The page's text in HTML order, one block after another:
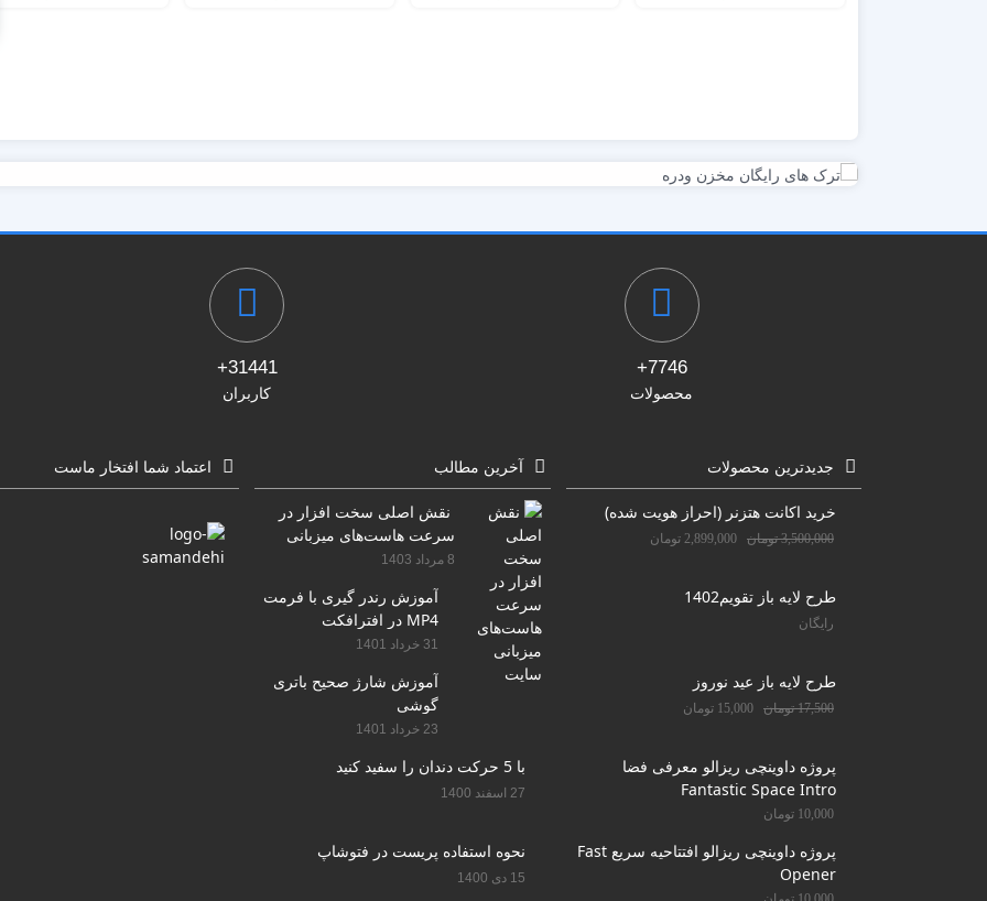
7746+
محصولات
31441+
کاربران
جدیدترین محصولات
خرید اکانت هتزنر (احراز هویت شده)
3,500,000 تومان 2,899,000 تومان
طرح لایه باز تقویم1402
رایگان
طرح لایه باز عید نوروز
17,500 تومان 15,000 تومان
پروژه داوینچی ریزالو معرفی فضا
Fantastic Space Intro
10,000 تومان
پروژه داوینچی ریزالو افتتاحیه سریع Fast
Opener
آخرین مطالب
نقش اصلی سخت افزار در
سرعت هاست‌های میزبانی
سایت
8 مرداد 1403
آموزش رندر گیری با فرمت
MP4 در افترافکت
31 خرداد 1401
آموزش شارژ صحیح باتری
گوشی
23 خرداد 1401
با 5 حرکت دندان را سفید کنید
27 اسفند 1400
نحوه استفاده پریست در فتوشاپ
15 دی 1400
اعتماد شما افتخار ماست